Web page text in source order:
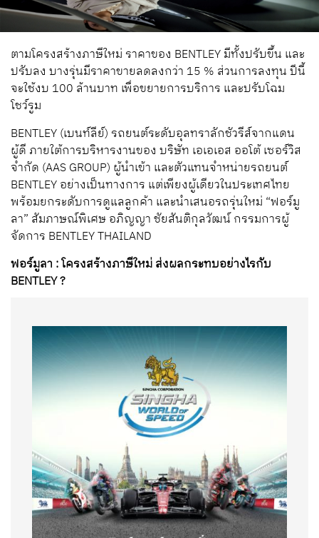
ตามโครงสร้างภาษีใหม่ ราคาของ BENTLEY มีทั้งปรับขึ้น และ
ปรับลง บางรุ่นมีราคาขายลดลงกว่า 15 % ส่วนการลงทุน ปีนี้
จะใช้งบ 100 ล้านบาท เพื่อขยายการบริการ และปรับโฉม
โชว์รูม
BENTLEY (เบนท์ลีย์) รถยนต์ระดับอุลทราลักชัวรีส์จากแดน
ผู้ดี ภายใต้การบริหารงานของ บริษัท เอเอเอส ออโต้ เซอร์วิส
จำกัด (AAS GROUP) ผู้นำเข้า และตัวแทนจำหน่ายรถยนต์
BENTLEY อย่างเป็นทางการ แต่เพียงผู้เดียวในประเทศไทย
พร้อมยกระดับการดูแลลูกค้า และนำเสนอรถรุ่นใหม่ “ฟอร์มู
ลา” สัมภาษณ์พิเศษ อภิญญา ชัยสันติกุลวัฒน์ กรรมการผู้
จัดการ BENTLEY THAILAND
ฟอร์มูลา : โครงสร้างภาษีใหม่ ส่งผลกระทบอย่างไรกับ
BENTLEY ?